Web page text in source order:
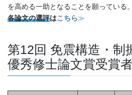
を高める一助となることを願っている。
各論文の選評はこちら≫
第12回 免震構造・制
優秀修士論文賞受賞者